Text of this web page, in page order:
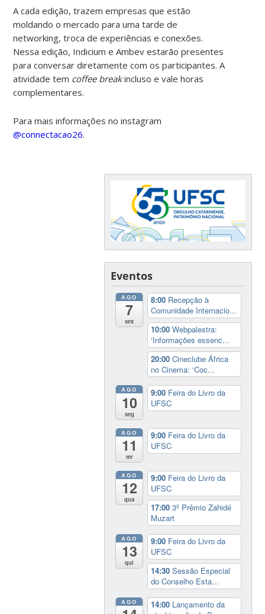
A cada edição, trazem empresas que estão
moldando o mercado para uma tarde de
networking, troca de experiências e conexões.
Nessa edição, Indicium e Ambev estarão presentes
para conversar diretamente com os participantes. A
atividade tem coffee breakincluso e vale horas
complementares.
Para mais informações no instagram
@connectacao26.
Eventos
AGO
7
sex
8:00 Recepção à
Comunidade Internacio...
10:00Webpalestra:
‘Informações essenc...
20:00Cineclube África
no Cinema: ‘Coc...
AGO
10
seg
9:00 Feira do Livro da
UFSC
AGO
11
ter
9:00 Feira do Livro da
UFSC
AGO
12
qua
9:00 Feira do Livro da
UFSC
17:003º Prêmio Zahidé
Muzart
AGO
13
qui
9:00 Feira do Livro da
UFSC
14:30Sessão Especial
do Conselho Esta...
AGO 14:00 Lançamento da